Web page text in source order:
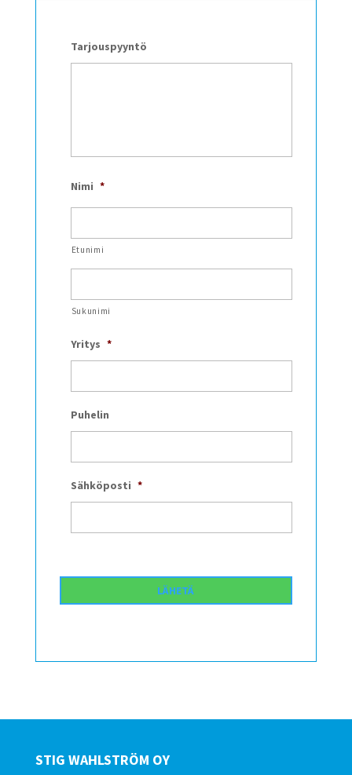
Tarjouspyyntö
Nimi *
Etunimi
Sukunimi
Yritys *
Puhelin
Sähköposti *
STIG WAHLSTRÖM OY